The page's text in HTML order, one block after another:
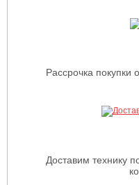
Рассрочка покупки
Доставим технику